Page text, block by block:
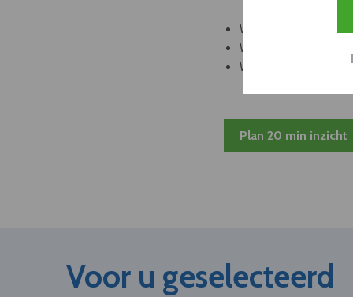
Welke leveranciers
Welke bedrijven
Welke partners en
Plan 20 min inzicht
Voor u geselecteerd